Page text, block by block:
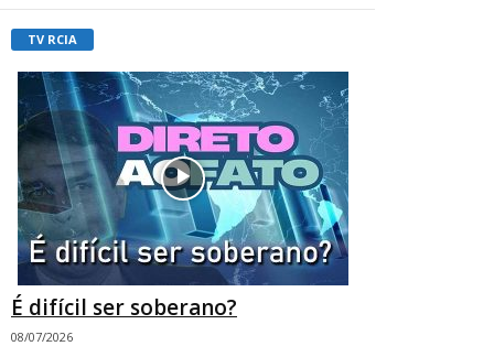
TV RCIA
É difícil ser soberano?
08/07/2026